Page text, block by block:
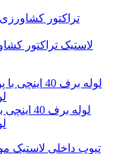
لاستیک تراکتور
لوله